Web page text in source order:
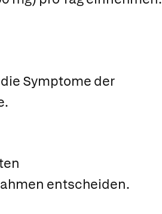
Symptome der
entscheiden.